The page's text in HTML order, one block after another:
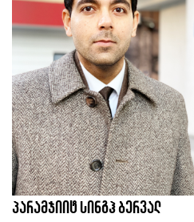
პარამჯიიტ სინგჰ ბერვალ